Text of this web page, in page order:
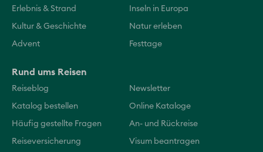
Erlebnis & Strand Inseln in Europa
Kultur & Geschichte Natur erleben
Advent Festtage
Rund ums Reisen
Reiseblog Newsletter
Katalog bestellen Online Kataloge
Häufig gestellte Fragen An- und Rückreise
Reiseversicherung Visum beantragen